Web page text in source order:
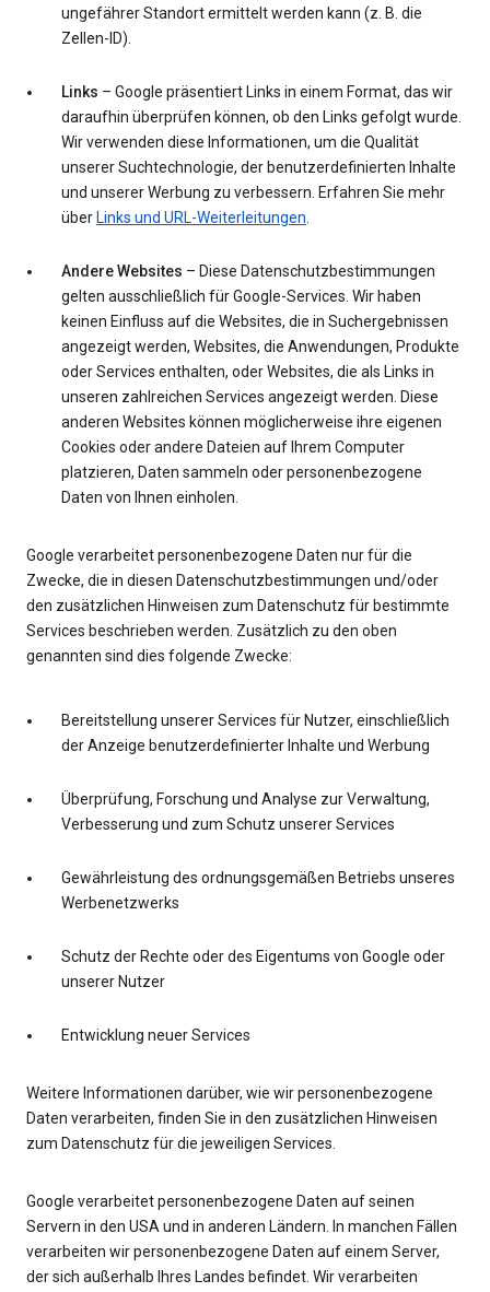
ungefährer Standort ermittelt werden kann (z. B. die
Zellen-ID).
Links – Google präsentiert Links in einem Format, das wir
daraufhin überprüfen können, ob den Links gefolgt wurde.
Wir verwenden diese Informationen, um die Qualität
unserer Suchtechnologie, der benutzerdefinierten Inhalte
und unserer Werbung zu verbessern. Erfahren Sie mehr
über Links und URL-Weiterleitungen
Andere Websites – Diese Datenschutzbestimmungen
gelten ausschließlich für Google-Services. Wir haben
keinen Einfluss auf die Websites, die in Suchergebnissen
angezeigt werden, Websites, die Anwendungen, Produkte
oder Services enthalten, oder Websites, die als Links in
unseren zahlreichen Services angezeigt werden. Diese
anderen Websites können möglicherweise ihre eigenen
Cookies oder andere Dateien auf Ihrem Computer
platzieren, Daten sammeln oder personenbezogene
Daten von Ihnen einholen.
Google verarbeitet personenbezogene Daten nur für die
Zwecke, die in diesen Datenschutzbestimmungen und/oder
den zusätzlichen Hinweisen zum Datenschutz für bestimmte
Services beschrieben werden. Zusätzlich zu den oben
genannten sind dies folgende Zwecke:
Bereitstellung unserer Services für Nutzer, einschließlich
der Anzeige benutzerdefinierter Inhalte und Werbung
Überprüfung, Forschung und Analyse zur Verwaltung,
Verbesserung und zum Schutz unserer Services
Gewährleistung des ordnungsgemäßen Betriebs unseres
Werbenetzwerks
Schutz der Rechte oder des Eigentums von Google oder
unserer Nutzer
Entwicklung neuer Services
Weitere Informationen darüber, wie wir personenbezogene
Daten verarbeiten, finden Sie in den zusätzlichen Hinweisen
zum Datenschutz für die jeweiligen Services.
Google verarbeitet personenbezogene Daten auf seinen
Servern in den USA und in anderen Ländern. In manchen Fällen
verarbeiten wir personenbezogene Daten auf einem Server,
der sich außerhalb Ihres Landes befindet. Wir verarbeiten